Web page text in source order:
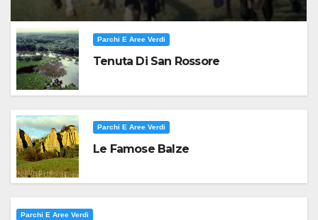
Parchi E Aree Verdi
Tenuta Di San Rossore
Parchi E Aree Verdi
Le Famose Balze
Parchi E Aree Verdi